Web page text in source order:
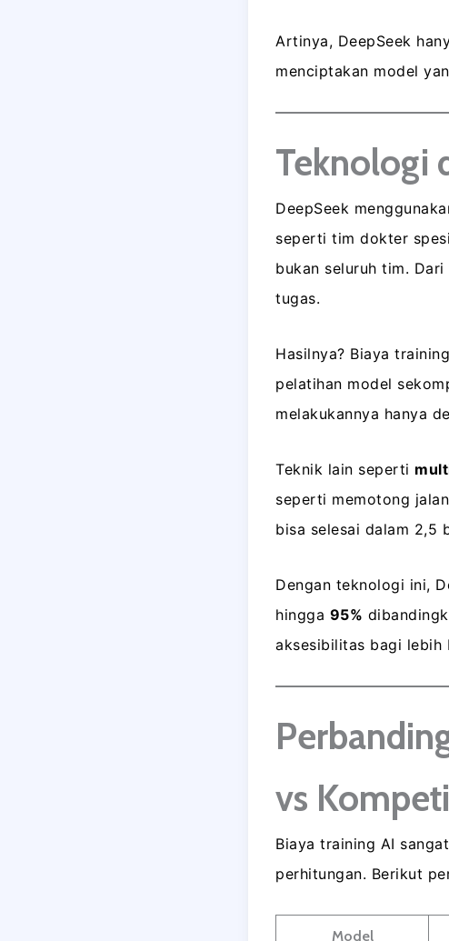
Artinya, DeepSeek
menciptakan model
Teknologi
DeepSeek
seperti tim dokter
bukan seluruh tim.
tugas.
Hasilnya? Biaya
pelatihan model
melakukannya hanya
Teknik lain seperti
seperti memotong
bisa selesai dalam 2,5
Dengan teknologi ini,
hingga 95%
aksesibilitas bagi lebih
vs
Biaya training AI
perhitungan. Berikut
Model